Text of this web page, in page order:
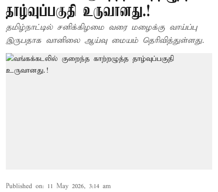
தாழ்வுப்பகுதி உருவானது.!
தமிழ்நாட்டில் சனிக்கிழமை வரை மழைக்கு வாய்ப்பு
இருபதாக வானிலை ஆய்வு மையம் தெரிவித்துள்ளது.
Published on: 11 May 2026, 3:14 am